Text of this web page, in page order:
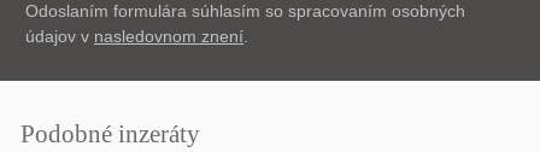
Odoslaním formulára súhlasím so spracovaním osobných
údajov v nasledovnom znení
Podobné inzeráty